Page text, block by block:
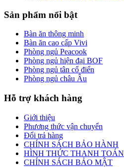
Sản phẩm nổi bật
Bàn ăn thông minh
Bàn ăn cao cấp Vivi
Phòng ngủ Peacook
Phòng ngủ hiện đại BOF
Phòng ngủ tân cổ điển
Phòng ngủ châu Âu
Hỗ trợ khách hàng
Giới thiệu
Phương thức vận chuyển
Đổi trả hàng
CHÍNH SÁCH BẢO HÀNH
HÌNH THỨC THANH TOÁN
CHÍNH SÁCH BẢO MẬT